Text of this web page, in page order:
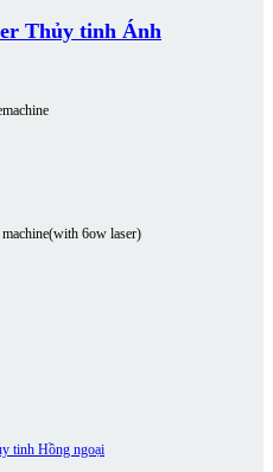
Thủy tinh Ánh
6ow laser)